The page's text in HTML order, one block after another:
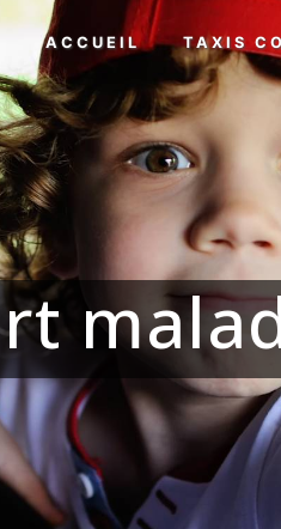
ACCUEIL TAXIS